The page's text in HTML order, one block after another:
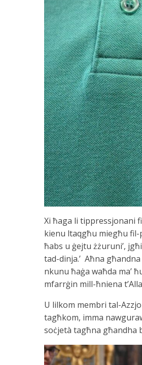
Xi ħaga li tippressjonani
kienu ltaqgħu miegħu
ħabs u ġejtu żżuruni’,
tad-dinja.’ Aħna
nkunu ħaġa waħda ma’
mfarrġin mill-ħniena
U lilkom membri tal-
tagħkom, imma
soċjetà tagħna għandha